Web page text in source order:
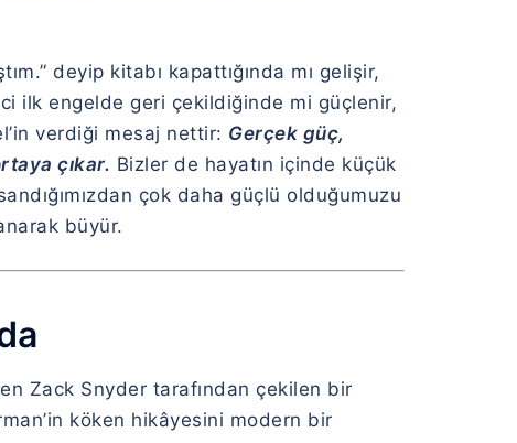
deyip kitabı kapattığında mı gelişir,
ilk engelde geri çekildiğinde mi güçlenir,
’in verdiği mesaj nettir: Gerçek güç,
çıkar. Bizler de hayatın içinde küçük
çok daha güçlü olduğumuzu
büyür.
Zack Snyder tarafından çekilen bir
köken hikâyesini modern bir